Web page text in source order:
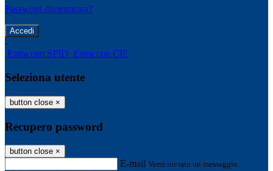
Password dimenticata?
-
Entra con SPID Entra con CIE
Seleziona utente
button close ×
Recupero password
button close ×
E-mail Verrà inviato un messaggio